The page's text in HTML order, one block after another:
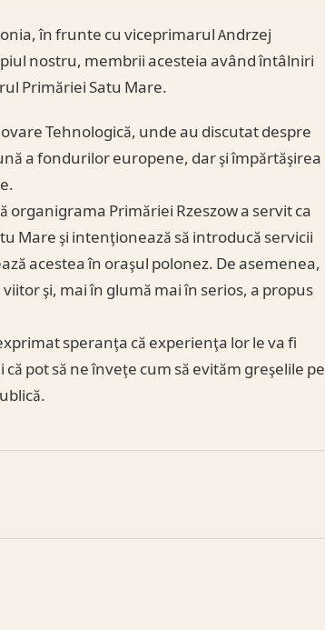
în frunte cu viceprimarul Andrzej
nostru, membrii acesteia având întâlniri
Primăriei Satu Mare.
Tehnologică, unde au discutat despre
a fondurilor europene, dar şi împărtăşirea
Primăriei Rzeszow a servit ca
Mare şi intenţionează să introducă servicii
acestea în oraşul polonez. De asemenea,
şi, mai în glumă mai în serios, a propus
speranţa că experienţa lor le va fi
pot să ne înveţe cum să evităm greşelile pe